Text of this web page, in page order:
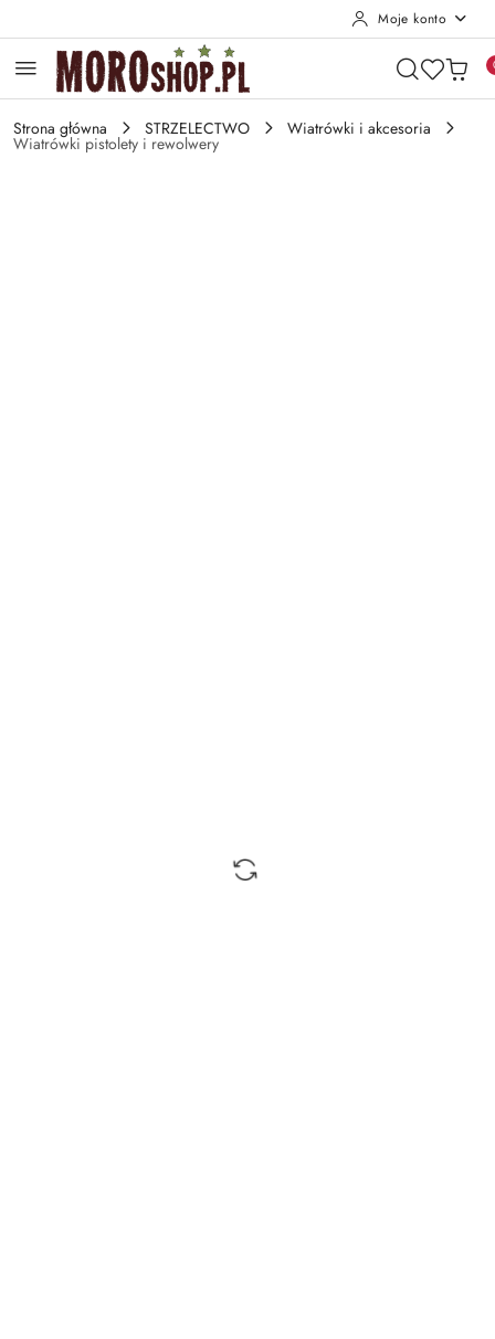
Moje konto
Strona główna STRZELECTWO Wiatrówki i akcesoria
Wiatrówki pistolety i rewolwery